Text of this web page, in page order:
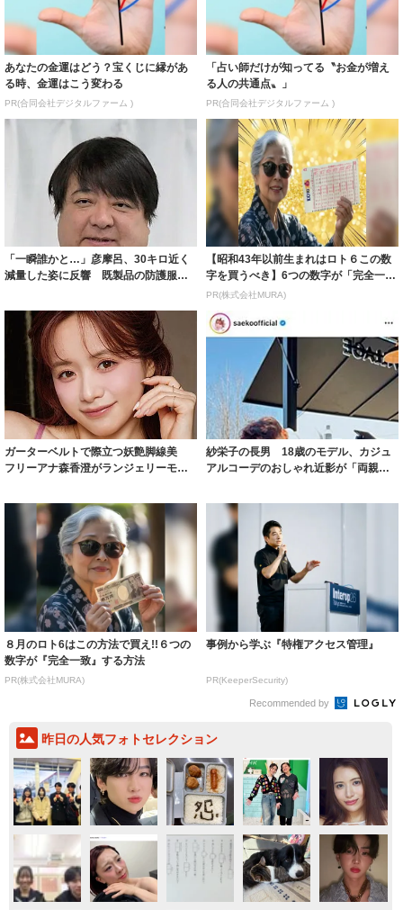
あなたの金運はどう？宝くじに縁があ
る時、金運はこう変わる
PR(合同会社デジタルファーム )
「占い師だけが知ってる〝お金が増え
る人の共通点〟」
PR(合同会社デジタルファーム )
「一瞬誰かと…」彦摩呂、30キロ近く
減量した姿に反響 既製品の防護服が
【昭和43年以前生まれはロト６この数
字を買うべき】6つの数字が「完全一
致」する方...
PR(株式会社MURA)
ガーターベルトで際立つ妖艶脚線美
フリーアナ森香澄がランジェリーモデ
紗栄子の長男 18歳のモデル、カジュ
アルコーデのおしゃれ近影が「両親の
８月のロト6はこの方法で買え!!６つの
数字が『完全一致』する方法
PR(株式会社MURA)
事例から学ぶ『特権アクセス管理』
PR(KeeperSecurity)
Recommended by
昨日の人気フォトセレクション